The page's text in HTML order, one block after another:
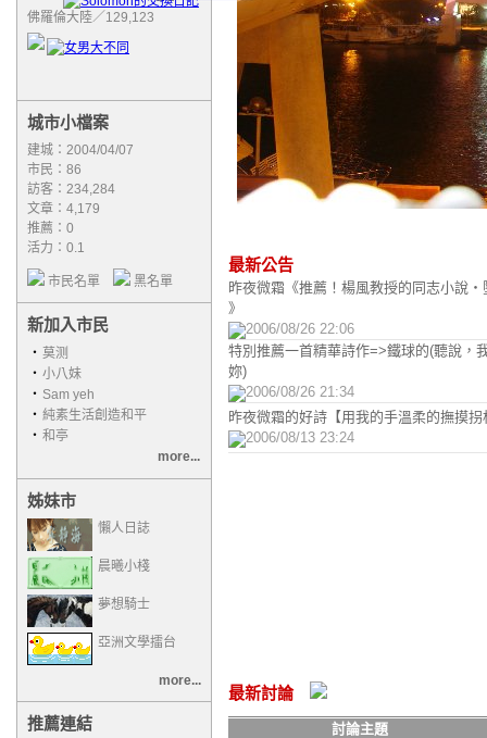
佛羅倫大陸／129,123
城市小檔案
建城：2004/04/07
市民：86
訪客：234,284
文章：4,179
推薦： 0
活力：0.1
市民名單 黑名單
新加入市民
‧ 莫测
‧ 小八妹
‧ Sam yeh
‧ 純素生活創造和平
‧ 和亭
more...
姊妹市
懶人日誌
晨曦小棧
夢想騎士
亞洲文學擂台
more...
推薦連結
最新公告
昨夜微霜《推薦！楊風教授的同志小說‧
》
2006/08/26 22:06
特別推薦一首精華詩作=>鐵球的(聽說，
妳)
2006/08/26 21:34
昨夜微霜的好詩【用我的手溫柔的撫摸拐
2006/08/13 23:24
最新討論
討論主題